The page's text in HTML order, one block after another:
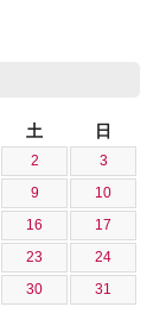
土 日
2
3
9
10
16
17
23
24
30 31